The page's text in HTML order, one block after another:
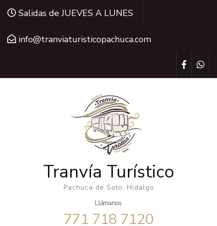
Saltar
contenido
tecla
Salidas de JUEVES A LUNES
info@tranviaturisticopachuca.com
Tranvía Turístico
Pachuca de Soto, Hidalgo
Llámanos
771 718 7120